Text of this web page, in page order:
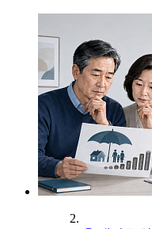
2.